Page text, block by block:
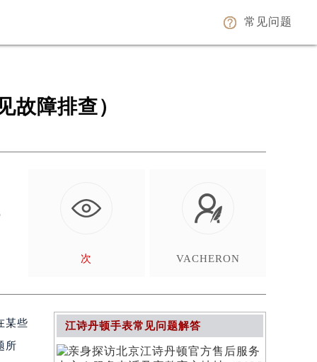
常见问题
故障排查）
次 VACHERON
某些
所
江诗丹顿手表常见问题解答